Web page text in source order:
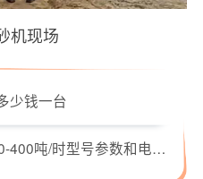
机现场
少钱一台
吨/时型号参数和电机功率